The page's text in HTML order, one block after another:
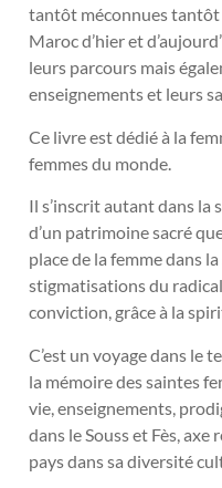
tantôt méconnues tantôt
Maroc d’hier et
leurs parcours mais
enseignements et leurs
Ce livre est dédié à la
femmes du monde.
Il s’inscrit autant dans la
d’un patrimoine sacré
place de la femme dans
stigmatisations du
conviction, grâce à la
C’est un voyage dans le
la mémoire des saintes
vie, enseignements,
dans le Souss et Fès,
pays dans sa diversité